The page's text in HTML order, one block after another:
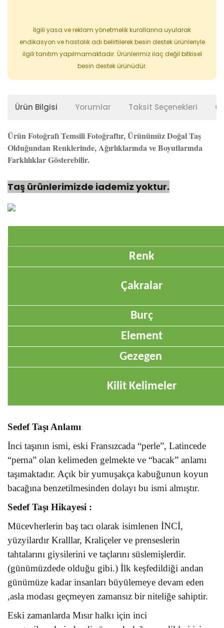
İlgili yasa ve reklam yönetmelik kurallarına uyularak
endikasyon ve hastalık adı belirtilerek besin destek ürünleriyle
ilgili tanıtım yapılmamaktadır. Ürünlerimiz ilaç değil bitkisel
besin destek ürünüdür.
Ürün Bilgisi Yorumlar Taksit Seçenekleri
Ürün Fotoğrafı Temsili Fotoğraftır, Ürünümüz Doğal Taş
Olduğundan Renklerinde, Ağırlıklarında ve Boyutlarında
Farklılıklar Gösterebilir.
Taş ürünlerimizde iademiz yoktur.
Renk
Çakralar
Burç
Element
Gezegen
Kilit Kelimeler
Sedef Taşı Anlamı
İnci taşının ismi, eski Fransızcada “perle”, Latincede
“perna” olan kelimeden gelmekte ve “bacak” anlamı
taşımaktadır. Açık bir yumuşakça kabuğunun koyun
bacağına benzetilmesinden dolayı bu ismi almıştır.
Sedef Taşı Hikayesi :
Mücevherlerin baş tacı olarak isimlenen İNCİ,
yüzyilardır Kralllar, Kraliçeler ve prenseslerin
tahtalarını giysilerini ve taçlarını süslemişlerdir.
(günümüzdede olduğu gibi.) İlk keşfedildiği andan
günümüze kadar insanları büyülemeye devam eden
,asla modası geçmeyen zamansız bir niteliğe sahiptir.
Eski zamanlarda Mısır halkı için inci